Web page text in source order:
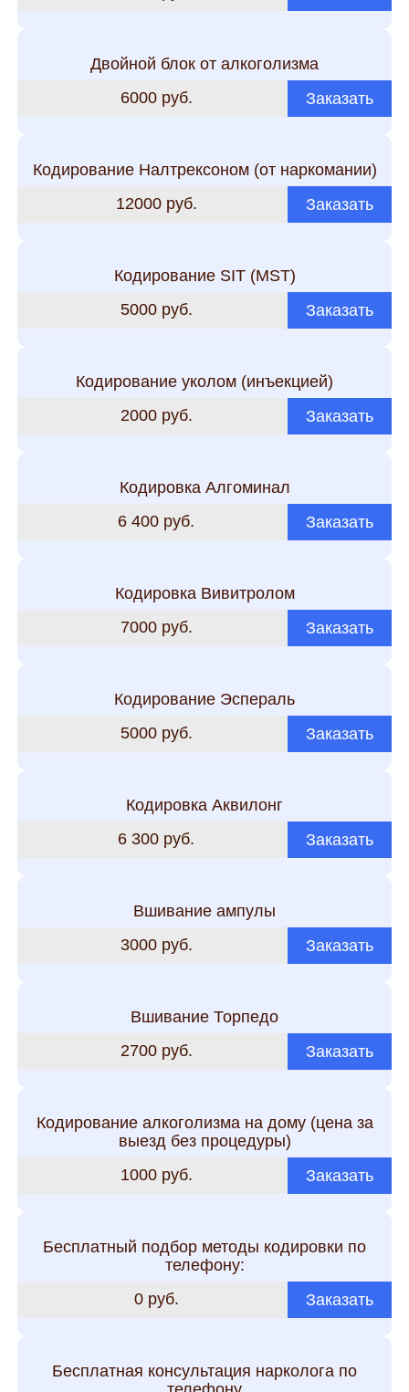
Двойной блок от алкоголизма
6000 руб.
Заказать
Кодирование Налтрексоном (от наркомании)
12000 руб.
Заказать
Кодирование SIT (MST)
5000 руб.
Заказать
Кодирование уколом (инъекцией)
2000 руб.
Заказать
Кодировка Алгоминал
6 400 руб.
Заказать
Кодировка Вивитролом
7000 руб.
Заказать
Кодирование Эспераль
5000 руб.
Заказать
Кодировка Аквилонг
6 300 руб.
Заказать
Вшивание ампулы
3000 руб.
Заказать
Вшивание Торпедо
2700 руб.
Заказать
Кодирование алкоголизма на дому (цена за
выезд без процедуры)
1000 руб.
Заказать
Бесплатный подбор методы кодировки по
телефону:
0 руб.
Заказать
Бесплатная консультация нарколога по